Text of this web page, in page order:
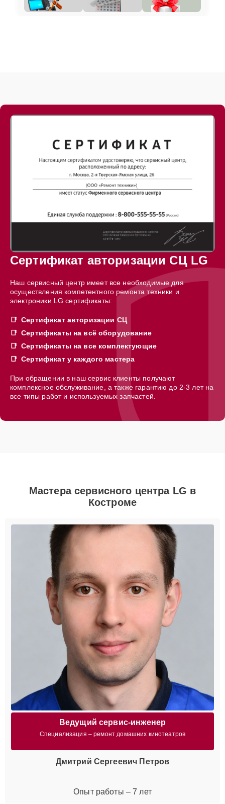
Сертификат авторизации СЦ LG
Наш сервисный центр имеет все необходимые для
осуществления компетентного ремонта техники и
электроники LG сертификаты:
Сертификат авторизации СЦ
Сертификаты на всё оборудование
Сертификаты на все комплектующие
Сертификат у каждого мастера
При обращении в наш сервис клиенты получают
комплексное обслуживание, а также гарантию до 2-3 лет на
все типы работ и используемых запчастей.
Мастера сервисного центра LG в
Костроме
Ведущий сервис-инженер
Специализация – ремонт домашних кинотеатров
Дмитрий Сергеевич Петров
Опыт работы – 7 лет